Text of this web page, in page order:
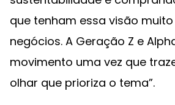
que tenham essa visão
negócios. A Geração Z e
movimento uma vez que
olhar que prioriza o tema”.